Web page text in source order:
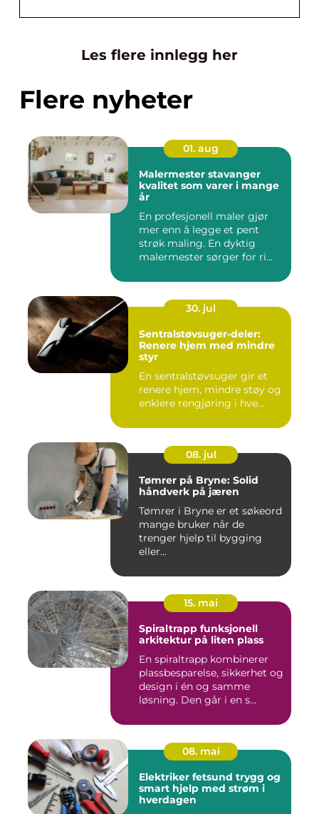
Les flere innlegg her
Flere nyheter
01. aug
Malermester stavanger
kvalitet som varer i mange
år
En profesjonell maler gjør
mer enn å legge et pent
strøk maling. En dyktig
malermester sørger for ri...
30. jul
Sentralstøvsuger-deler:
Renere hjem med mindre
styr
En sentralstøvsuger gir et
renere hjem, mindre støy og
enklere rengjøring i hve...
08. jul
Tømrer på Bryne: Solid
håndverk på jæren
Tømrer i Bryne er et søkeord
mange bruker når de
trenger hjelp til bygging
eller...
15. mai
Spiraltrapp funksjonell
arkitektur på liten plass
En spiraltrapp kombinerer
plassbesparelse, sikkerhet og
design i én og samme
løsning. Den går i en s...
08. mai
Elektriker fetsund trygg og
smart hjelp med strøm i
hverdagen